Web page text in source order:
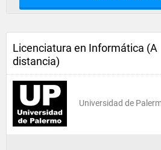
Licenciatura en Informática (A
distancia)
Universidad de